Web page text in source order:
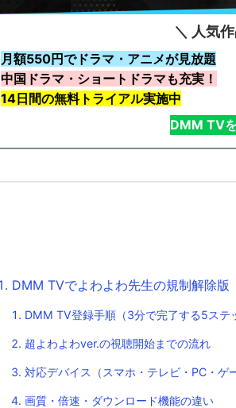
＼ 人気
月額550円でドラマ・アニメが見放題
中国ドラマ・ショートドラマも充実！
14日間の無料トライアル実施中
DMM TV
DMM TVでよわよわ先生の規制解除版
DMM TV登録手順（3分で完了する5ステ
超よわよわver.の視聴開始までの流れ
対応デバイス（スマホ・テレビ・PC・ゲ
画質・倍速・ダウンロード機能の違い